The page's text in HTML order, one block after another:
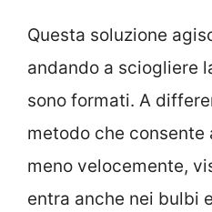
Questa soluzione
andando a sciogliere
sono formati. A
metodo che consente
meno velocemente,
entra anche nei bulbi